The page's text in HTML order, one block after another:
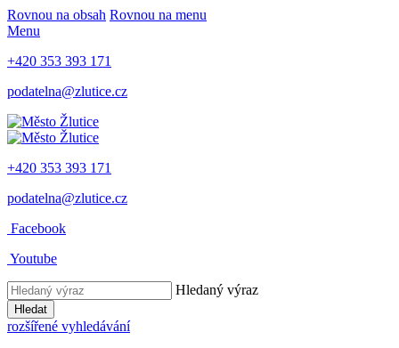
Rovnou na obsah Rovnou na menu
Menu
+420 353 393 171
podatelna@zlutice.cz
+420 353 393 171
podatelna@zlutice.cz
Facebook
Youtube
Hledaný výraz
Hledat
rozšířené vyhledávání